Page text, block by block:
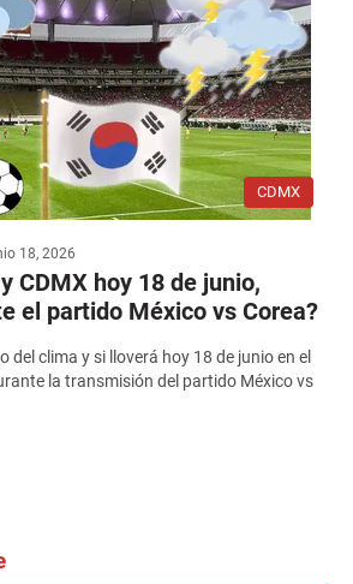
CDMX
18, 2026
CDMX hoy 18 de junio,
el partido México vs Corea?
del clima y si lloverá hoy 18 de junio en el
la transmisión del partido México vs